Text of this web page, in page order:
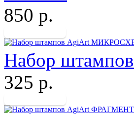
850 р.
Набор
325 р.